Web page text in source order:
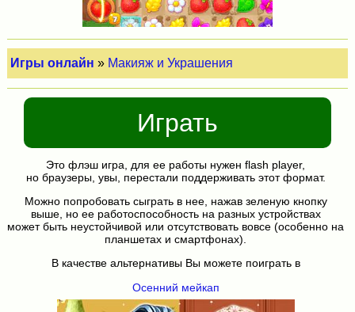
Игры онлайн » Макияж и Украшения
Играть
Это флэш игра, для ее работы нужен flash player,
но браузеры, увы, перестали поддерживать этот формат.
Можно попробовать сыграть в нее, нажав зеленую кнопку
выше, но ее работоспособность на разных устройствах
может быть неустойчивой или отсутствовать вовсе (особенно на
планшетах и смартфонах).
В качестве альтернативы Вы можете поиграть в
Осенний мейкап